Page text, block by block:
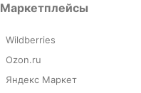
Маркетплейсы
Wildberries
Ozon.ru
Яндекс Маркет